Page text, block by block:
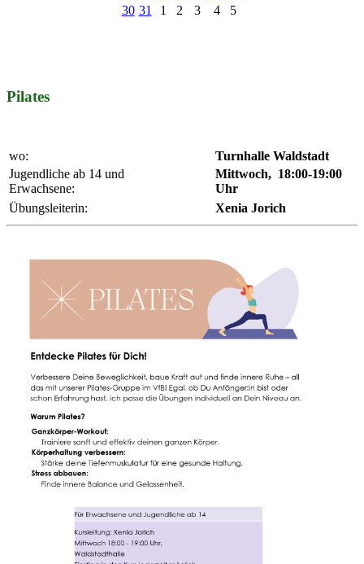
30 31 1 2 3 4 5
Pilates
wo:
Turnhalle Waldstadt
Jugendliche ab 14 und
Erwachsene:
Mittwoch, 18:00-19:00
Uhr
Übungsleiterin:
Xenia Jorich